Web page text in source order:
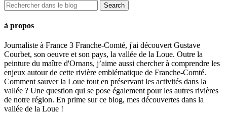
à propos
Journaliste à France 3 Franche-Comté, j'ai découvert Gustave
Courbet, son oeuvre et son pays, la vallée de la Loue. Outre la
peinture du maître d'Ornans, j’aime aussi chercher à comprendre les
enjeux autour de cette rivière emblématique de Franche-Comté.
Comment sauver la Loue tout en préservant les activités dans la
vallée ? Une question qui se pose également pour les autres rivières
de notre région. En prime sur ce blog, mes découvertes dans la
vallée de la Loue !